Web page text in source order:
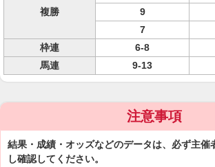
複勝
9
7
枠連
6-8
馬連
9-13
注意事項
結果・成績・オッズなどのデータは、必ず主催
し確認してください。